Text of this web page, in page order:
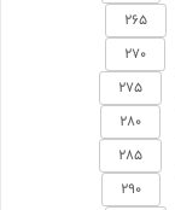
265
270
275
280
285
290